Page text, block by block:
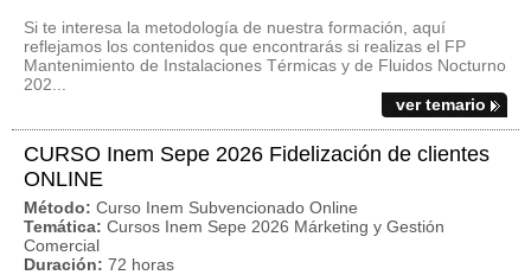
Si te interesa la metodología de nuestra formación, aquí
reflejamos los contenidos que encontrarás si realizas el FP
Mantenimiento de Instalaciones Térmicas y de Fluidos Nocturno
202...
ver temario
CURSO Inem Sepe 2026 Fidelización de clientes
ONLINE
Método: Curso Inem Subvencionado Online
Temática: Cursos Inem Sepe 2026 Márketing y Gestión
Comercial
Duración: 72 horas